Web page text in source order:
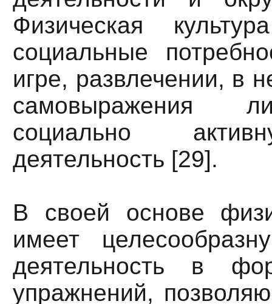
Физическая
социальные
игре, развлечении, в
самовыражения
социально
деятельность [29].
В своей основе
имеет
деятельность в
упражнений,